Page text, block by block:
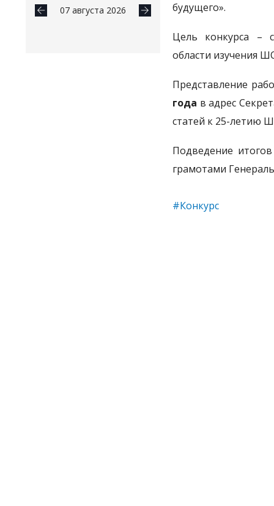
07 августа 2026
будущего».
Цель конкурса –
области изучения
Представление
года в адрес
статей к 25-летию
Подведение
грамотами
#Конкурс